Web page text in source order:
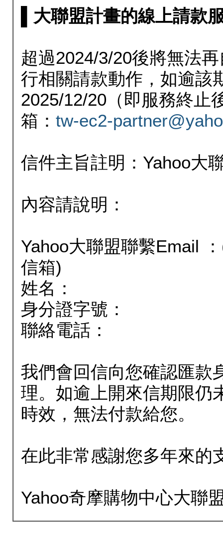
▌大聯盟計畫的線上請款
超過2024/3/20後將無法
行相關請款動作，如逾該
2025/12/20（即服務終止
箱： tw-ec2-
信件主旨註明：Yahoo大
內容請說明：
Yahoo大聯盟聯繫Email
信箱)
姓名：
身分證字號：
聯絡電話：
我們會回信向您確認匯款
理。如逾上開來信期限仍
時效，無法付款給您。
在此非常感謝您多年來的
Yahoo奇摩購物中心大